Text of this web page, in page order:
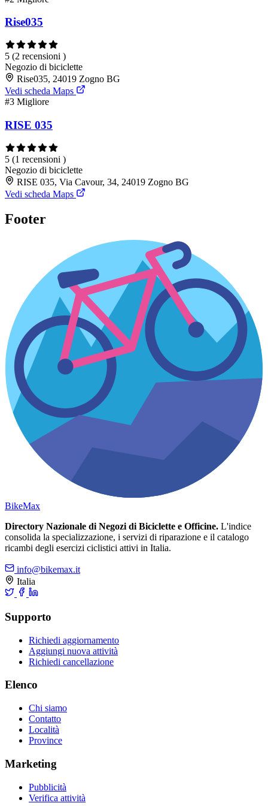
Rise035
5 (2 recensioni )
Negozio di biciclette
Rise035, 24019 Zogno BG
Vedi scheda Maps
#3 Migliore
RISE 035
5 (1 recensioni )
Negozio di biciclette
RISE 035, Via Cavour, 34, 24019 Zogno BG
Vedi scheda Maps
Footer
BikeMax
Directory Nazionale di Negozi di Biciclette e Officine. L'indice
consolida la specializzazione, i servizi di riparazione e il catalogo
ricambi degli esercizi ciclistici attivi in Italia.
info@bikemax.it
Italia
Supporto
Richiedi aggiornamento
Aggiungi nuova attività
Richiedi cancellazione
Elenco
Chi siamo
Contatto
Località
Province
Marketing
Pubblicità
Verifica attività